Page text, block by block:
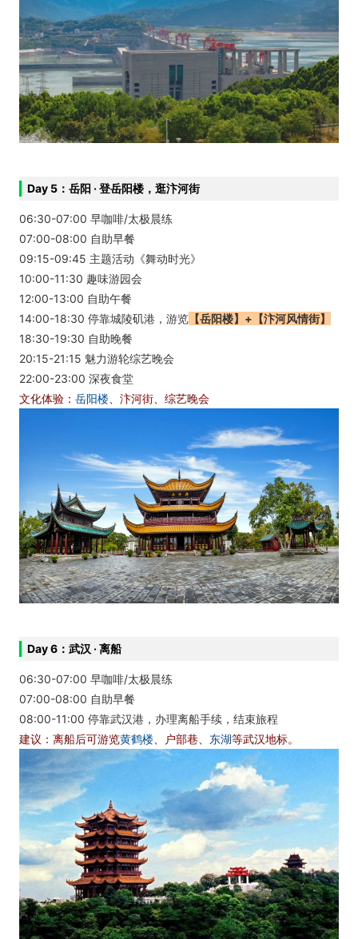
Day 5：岳阳 · 登岳阳楼，逛汴河街
06:30-07:00 早咖啡/太极晨练
07:00-08:00 自助早餐
09:15-09:45 主题活动《舞动时光》
10:00-11:30 趣味游园会
12:00-13:00 自助午餐
14:00-18:30 停靠城陵矶港，游览 【岳阳楼】+【汴河风情街】
18:30-19:30 自助晚餐
20:15-21:15 魅力游轮综艺晚会
22:00-23:00 深夜食堂
文化体验： 岳阳楼 、汴河街、综艺晚会
Day 6：武汉 · 离船
06:30-07:00 早咖啡/太极晨练
07:00-08:00 自助早餐
08:00-11:00 停靠武汉港，办理离船手续，结束旅程
建议：离船后可游览黄鹤楼 、户部巷、 东湖等武汉地标。